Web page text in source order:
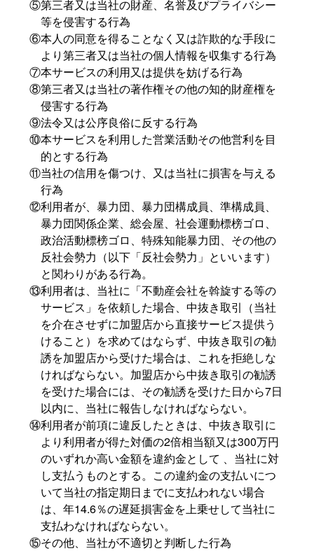
⑤第三者又は当社の財産、名誉及びプライバシー
等を侵害する行為
⑥本人の同意を得ることなく又は詐欺的な手段に
より第三者又は当社の個人情報を収集する行為
⑦本サービスの利用又は提供を妨げる行為
⑧第三者又は当社の著作権その他の知的財産権を
侵害する行為
⑨法令又は公序良俗に反する行為
⑩本サービスを利用した営業活動その他営利を目
的とする行為
⑪当社の信用を傷つけ、又は当社に損害を与える
行為
⑫利用者が、暴力団、暴力団構成員、準構成員、
暴力団関係企業、総会屋、社会運動標榜ゴロ、
政治活動標榜ゴロ、特殊知能暴力団、その他の
反社会勢力（以下「反社会勢力」といいます）
と関わりがある行為。
⑬利用者は、当社に「不動産会社を斡旋する等の
サービス」を依頼した場合、中抜き取引（当社
を介在させずに加盟店から直接サービス提供う
けること）を求めてはならず、中抜き取引の勧
誘を加盟店から受けた場合は、これを拒絶しな
ければならない。加盟店から中抜き取引の勧誘
を受けた場合には、その勧誘を受けた日から7日
以内に、当社に報告しなければならない。
⑭利用者が前項に違反したときは、中抜き取引に
より利用者が得た対価の2倍相当額又は300万円
のいずれか高い金額を違約金として 、当社に対
し支払うものとする。この違約金の支払いにつ
いて当社の指定期日までに支払われない場合
は、年14.6％の遅延損害金を上乗せして当社に
支払わなければならない。
⑮その他、当社が不適切と判断した行為